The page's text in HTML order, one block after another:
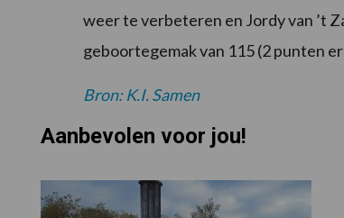
weer te verbeteren en Jordy van ’t
geboortegemak van 115 (2 punten
Bron: K.I. Samen
Aanbevolen voor jou!